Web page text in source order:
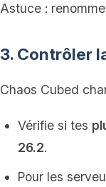
Astuce :
3. Contrôler
Chaos Cubed
Vérifie si tes
26.2.
Pour les